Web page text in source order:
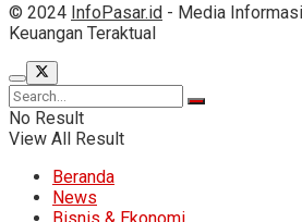
© 2024 InfoPasar.id - Media
Keuangan Teraktual
No Result
View All Result
Beranda
News